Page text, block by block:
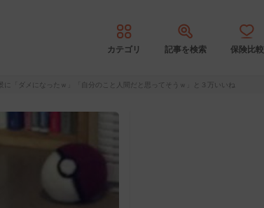
カテゴリ 記事を検索 保険比較
「ダメになったｗ」「自分のこと人間だと思ってそうｗ」と３万いいね